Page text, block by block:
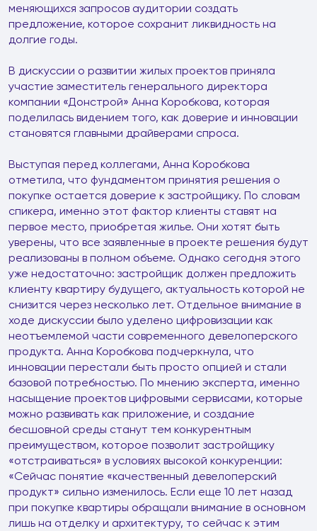
меняющихся запросов аудитории создать
предложение, которое сохранит ликвидность на
долгие годы.
В дискуссии о развитии жилых проектов приняла
участие заместитель генерального директора
компании «Донстрой» Анна Коробкова, которая
поделилась видением того, как доверие и инновации
становятся главными драйверами спроса.
Выступая перед коллегами, Анна Коробкова
отметила, что фундаментом принятия решения о
покупке остается доверие к застройщику. По словам
спикера, именно этот фактор клиенты ставят на
первое место, приобретая жилье. Они хотят быть
уверены, что все заявленные в проекте решения будут
реализованы в полном объеме. Однако сегодня этого
уже недостаточно: застройщик должен предложить
клиенту квартиру будущего, актуальность которой не
снизится через несколько лет. Отдельное внимание в
ходе дискуссии было уделено цифровизации как
неотъемлемой части современного девелоперского
продукта. Анна Коробкова подчеркнула, что
инновации перестали быть просто опцией и стали
базовой потребностью. По мнению эксперта, именно
насыщение проектов цифровыми сервисами, которые
можно развивать как приложение, и создание
бесшовной среды станут тем конкурентным
преимуществом, которое позволит застройщику
«отстраиваться» в условиях высокой конкуренции:
«Сейчас понятие «качественный девелоперский
продукт» сильно изменилось. Если еще 10 лет назад
при покупке квартиры обращали внимание в основном
лишь на отделку и архитектуру, то сейчас к этим